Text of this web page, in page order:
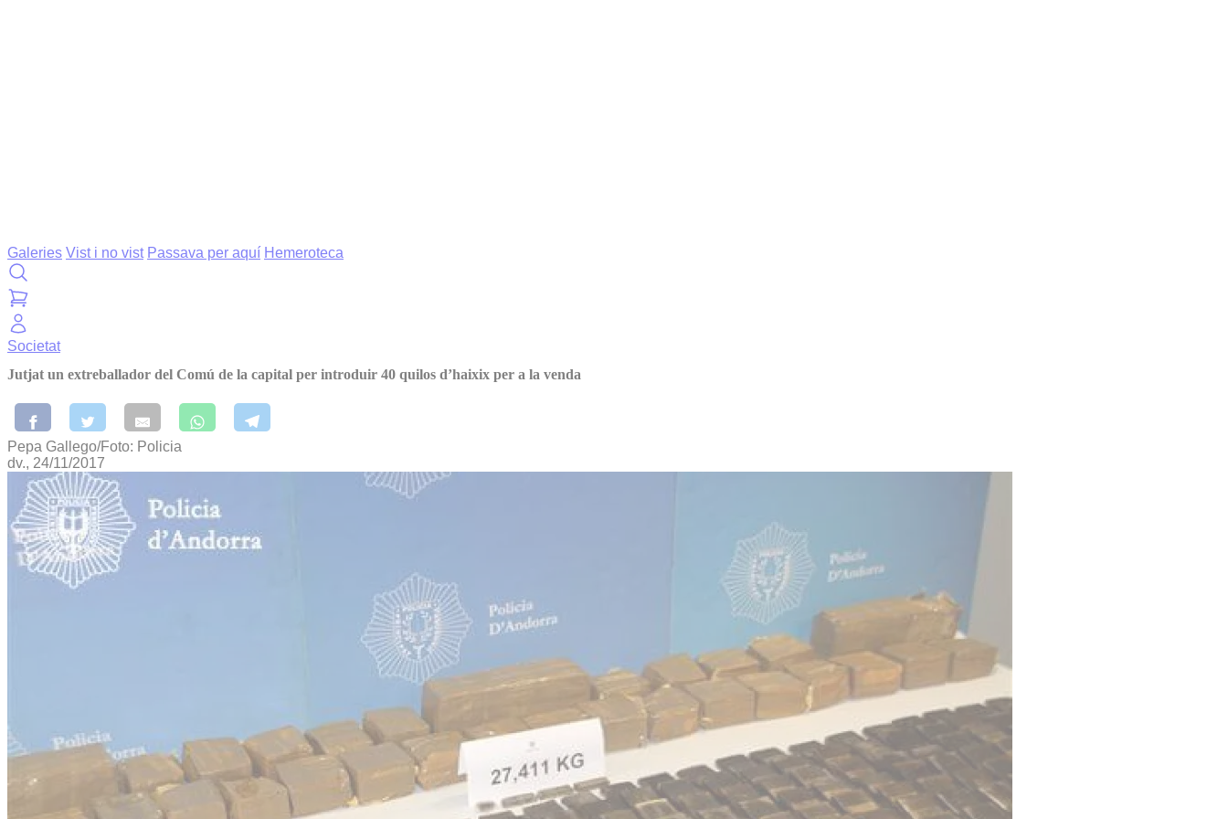
Galeries Vist i no vist Passava per aquí Hemeroteca
Societat
Jutjat un extreballador del Comú de la capital per introduir 40 quilos d’haixix per a la venda
Pepa Gallego/Foto: Policia
dv., 24/11/2017